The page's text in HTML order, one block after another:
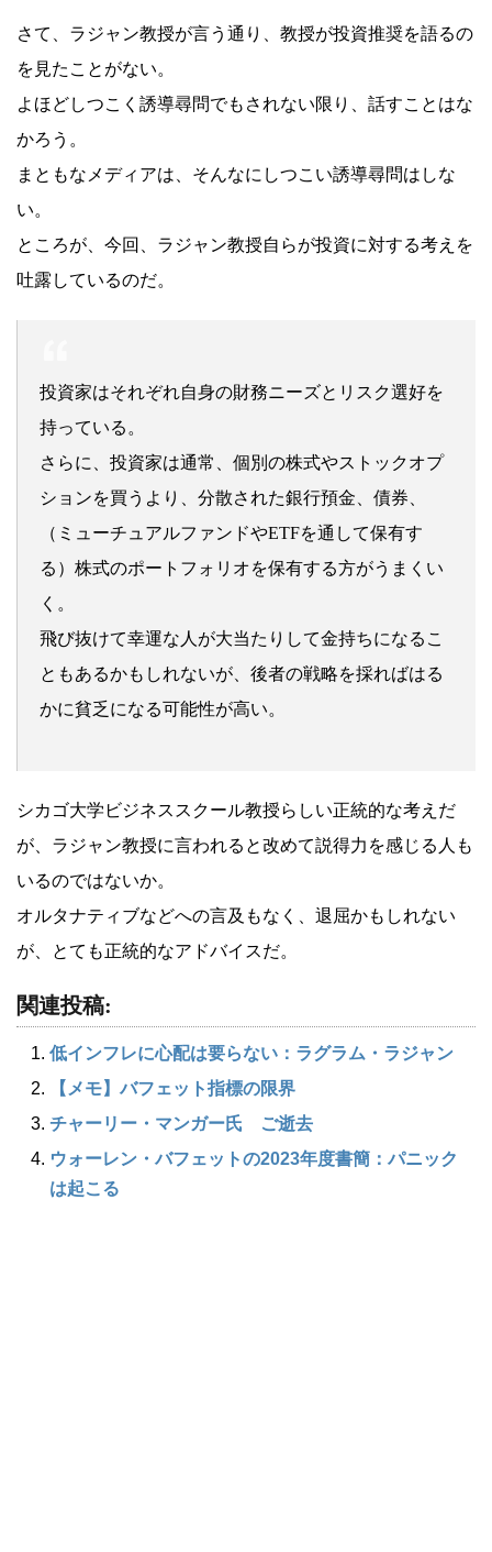
さて、ラジャン教授が言う通り、教授が投資推奨を語るの
を見たことがない。
よほどしつこく誘導尋問でもされない限り、話すことはな
かろう。
まともなメディアは、そんなにしつこい誘導尋問はしな
い。
ところが、今回、ラジャン教授自らが投資に対する考えを
吐露しているのだ。
投資家はそれぞれ自身の財務ニーズとリスク選好を
持っている。
さらに、投資家は通常、個別の株式やストックオプ
ションを買うより、分散された銀行預金、債券、
（ミューチュアルファンドやETFを通して保有す
る）株式のポートフォリオを保有する方がうまくい
く。
飛び抜けて幸運な人が大当たりして金持ちになるこ
ともあるかもしれないが、後者の戦略を採ればはる
かに貧乏になる可能性が高い。
シカゴ大学ビジネススクール教授らしい正統的な考えだ
が、ラジャン教授に言われると改めて説得力を感じる人も
いるのではないか。
オルタナティブなどへの言及もなく、退屈かもしれない
が、とても正統的なアドバイスだ。
関連投稿:
低インフレに心配は要らない：ラグラム・ラジャン
【メモ】バフェット指標の限界
チャーリー・マンガー氏 ご逝去
ウォーレン・バフェットの2023年度書簡：パニック
は起こる